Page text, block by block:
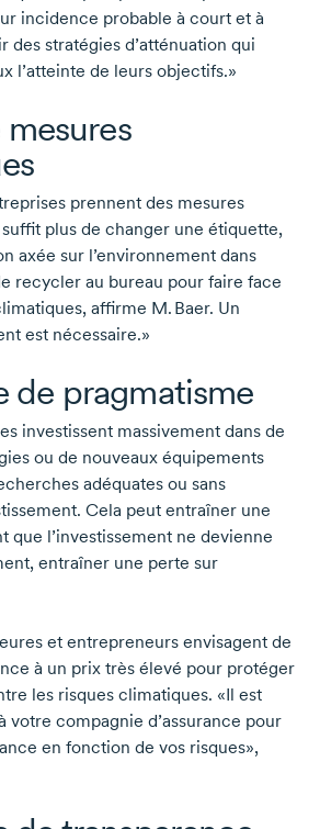
incidence probable à court et à
des stratégies d’atténuation qui
l’atteinte de leurs objectifs.»
prennent des mesures
plus de changer une étiquette,
axée sur l’environnement dans
recycler au bureau pour faire face
affirme M. Baer. Un
est nécessaire.»
de pragmatisme
investissent massivement dans de
ou de nouveaux équipements
adéquates ou sans
Cela peut entraîner une
que l’investissement ne devienne
entraîner une perte sur
et entrepreneurs envisagent de
à un prix très élevé pour protéger
les risques climatiques. «Il est
votre compagnie d’assurance pour
en fonction de vos risques»,